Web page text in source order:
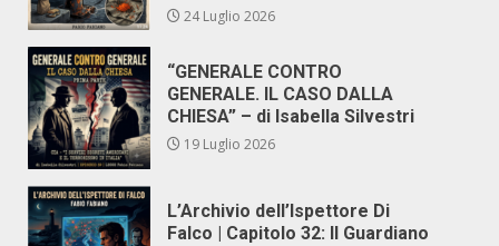
24 Luglio 2026
“GENERALE CONTRO
GENERALE. IL CASO DALLA
CHIESA” – di Isabella Silvestri
19 Luglio 2026
L’Archivio dell’Ispettore Di
Falco | Capitolo 32: Il Guardiano